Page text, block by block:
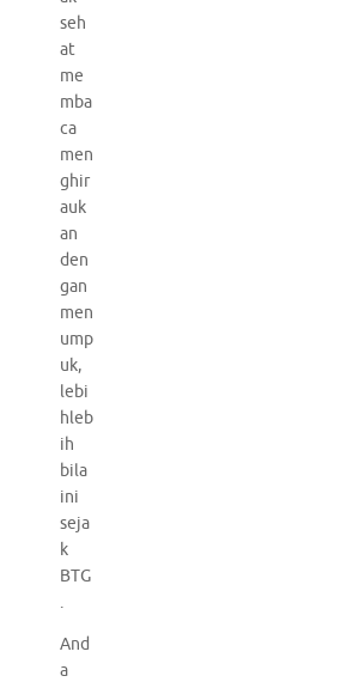
seh
at
me
mba
ca
men
ghir
auk
an
den
gan
men
ump
uk,
lebi
hleb
ih
bila
ini
seja
k
BTG
.
And
a